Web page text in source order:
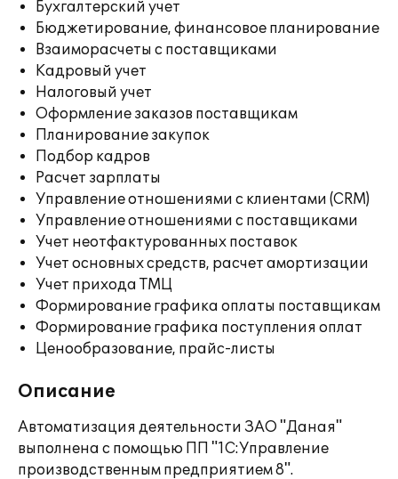
Бухгалтерский учет
Бюджетирование, финансовое планирование
Взаиморасчеты с поставщиками
Кадровый учет
Налоговый учет
Оформление заказов поставщикам
Планирование закупок
Подбор кадров
Расчет зарплаты
Управление отношениями с клиентами (CRM)
Управление отношениями с поставщиками
Учет неотфактурованных поставок
Учет основных средств, расчет амортизации
Учет прихода ТМЦ
Формирование графика оплаты поставщикам
Формирование графика поступления оплат
Ценообразование, прайс-листы
Описание
Автоматизация деятельности ЗАО "Даная"
выполнена c помощью ПП "1С:Управление
производственным предприятием 8".